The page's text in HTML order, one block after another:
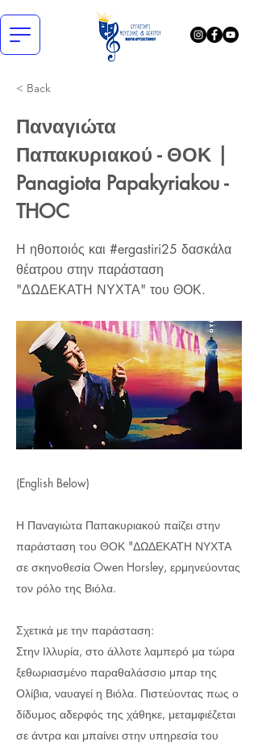
< Back
Παναγιώτα
Παπακυριακού - ΘΟΚ |
Panagiota Papakyriakou -
THOC
Η ηθοποιός και #ergastiri25 δασκάλα
θέατρου στην παράσταση
"ΔΩΔΕΚΑΤΗ ΝΥΧΤΑ" του ΘΟΚ.
(English Below)
Η Παναγιώτα Παπακυριακού παίζει στην
παράσταση του ΘΟΚ "ΔΩΔΕΚΑΤΗ ΝΥΧΤΑ
σε σκηνοθεσία Owen Horsley, ερμηνεύοντας
τον ρόλο της Βιόλα.
Σχετικά με την παράσταση:
Στην Ιλλυρία, στο άλλοτε λαμπερό μα τώρα
ξεθωριασμένο παραθαλάσσιο μπαρ της
Ολίβια, ναυαγεί η Βιόλα. Πιστεύοντας πως ο
δίδυμος αδερφός της χάθηκε, μεταμφιέζεται
σε άντρα και μπαίνει στην υπηρεσία του